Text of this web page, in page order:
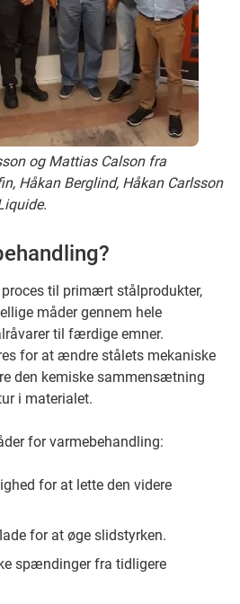
og Mattias Calson fra
Håkan Berglind, Håkan Carlsson
til primært stålprodukter,
måder gennem hele
til færdige emner.
for at ændre stålets mekaniske
den kemiske sammensætning
i materialet.
for varmebehandling:
for at lette den videre
for at øge slidstyrken.
spændinger fra tidligere